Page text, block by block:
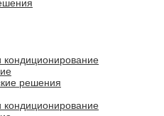
кондиционирование
решения
кондиционирование